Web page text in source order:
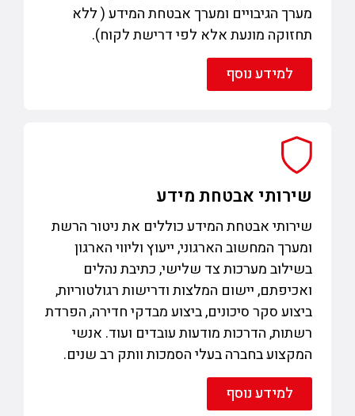
מערך הגיבויים ומערך אבטחת המידע ( ללא
תחזוקה מונעת אלא לפי דרישת לקוח).
למידע נוסף
שירותי אבטחת מידע
שירותי אבטחת המידע כוללים את ניטור הרשת
ומערך המחשוב הארגוני, ייעוץ וליווי הארגון
בשילוב מערכות צד שלישי, כתיבת נהלים
ואכיפתם, יישום המלצות ודרישות רגולטוריות,
ביצוע סקר סיכונים, ביצוע מבדקי חדירה, הפרדת
רשתות, הדרכות מודעות עובדים ועוד. אנשי
המקצוע בחברה בעלי הסמכות וותק רב שנים.
למידע נוסף